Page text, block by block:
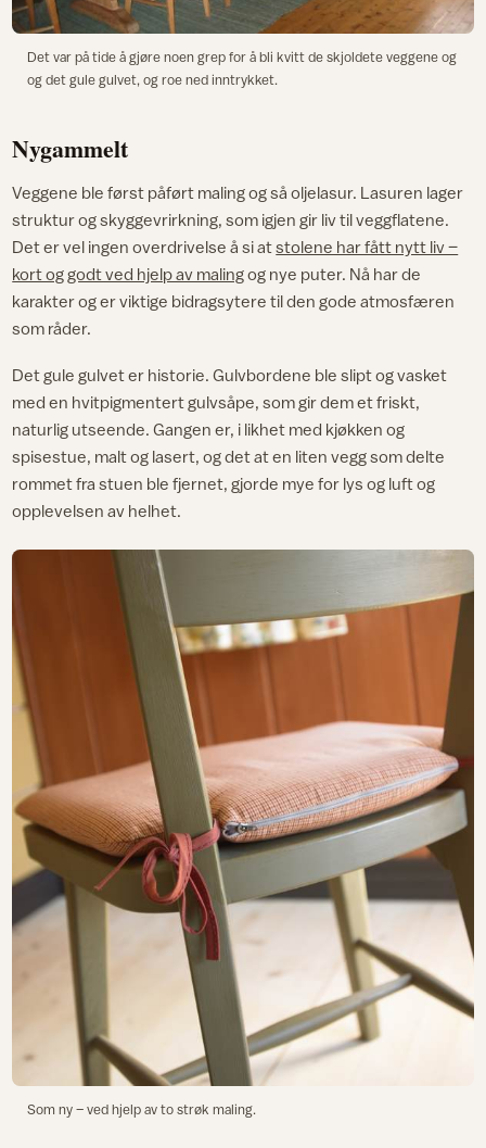
Det var på tide å gjøre noen grep for å bli kvitt de skjoldete veggene og
og det gule gulvet, og roe ned inntrykket.
Nygammelt
Veggene ble først påført maling og så oljelasur. Lasuren lager
struktur og skyggevrirkning, som igjen gir liv til veggflatene.
Det er vel ingen overdrivelse å si atstolene har fått nytt liv –
kort og godt ved hjelp av malingog nye puter. Nå har de
karakter og er viktige bidragsytere til den gode atmosfæren
som råder.
Det gule gulvet er historie. Gulvbordene ble slipt og vasket
med en hvitpigmentert gulvsåpe, som gir dem et friskt,
naturlig utseende. Gangen er, i likhet med kjøkken og
spisestue, malt og lasert, og det at en liten vegg som delte
rommet fra stuen ble fjernet, gjorde mye for lys og luft og
opplevelsen av helhet.
Som ny – ved hjelp av to strøk maling.